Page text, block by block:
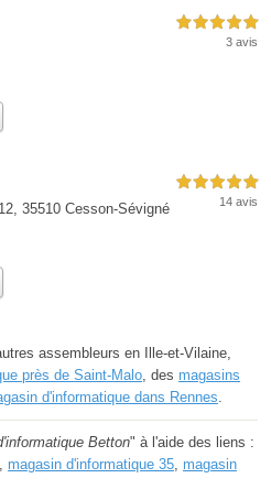
5,0 étoiles sur 5
3 avis
35510 Cesson-Sévigné
5,0 étoiles sur 5
14 avis
assembleurs en Ille-et-Vilaine,
près de Saint-Malo , des magasins
d'informatique dans Rennes
Betton" à l'aide des liens :
magasin d'informatique 35 magasin